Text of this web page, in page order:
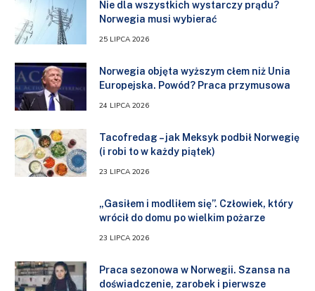
Nie dla wszystkich wystarczy prądu?
Norwegia musi wybierać
25 LIPCA 2026
Norwegia objęta wyższym cłem niż Unia
Europejska. Powód? Praca przymusowa
24 LIPCA 2026
Tacofredag – jak Meksyk podbił Norwegię
(i robi to w każdy piątek)
23 LIPCA 2026
„Gasiłem i modliłem się”. Człowiek, który
wrócił do domu po wielkim pożarze
23 LIPCA 2026
Praca sezonowa w Norwegii. Szansa na
doświadczenie, zarobek i pierwsze